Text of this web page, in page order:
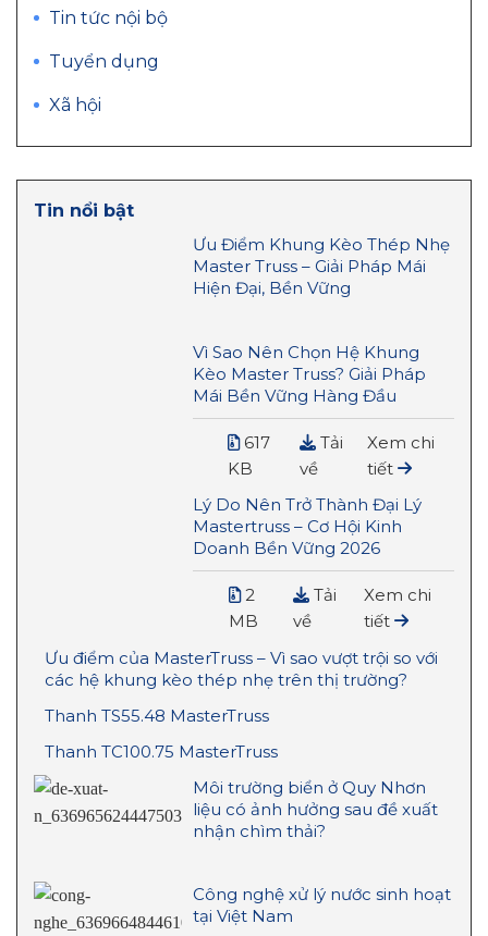
Tin tức nội bộ
Tuyển dụng
Xã hội
Tin nổi bật
Ưu Điểm Khung Kèo Thép Nhẹ
Master Truss – Giải Pháp Mái
Hiện Đại, Bền Vững
Vì Sao Nên Chọn Hệ Khung
Kèo Master Truss? Giải Pháp
Mái Bền Vững Hàng Đầu
617
KB
Tải
về
Xem chi
tiết
Lý Do Nên Trở Thành Đại Lý
Mastertruss – Cơ Hội Kinh
Doanh Bền Vững 2026
2
MB
Tải
về
Xem chi
tiết
Ưu điểm của MasterTruss – Vì sao vượt trội so với
các hệ khung kèo thép nhẹ trên thị trường?
Thanh TS55.48 MasterTruss
Thanh TC100.75 MasterTruss
Môi trường biển ở Quy Nhơn
liệu có ảnh hưởng sau đề xuất
nhận chìm thải?
Công nghệ xử lý nước sinh hoạt
tại Việt Nam